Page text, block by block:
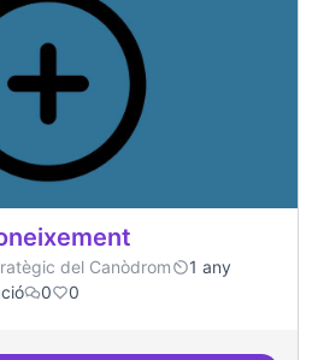
del Canòdrom
1 any
0 0